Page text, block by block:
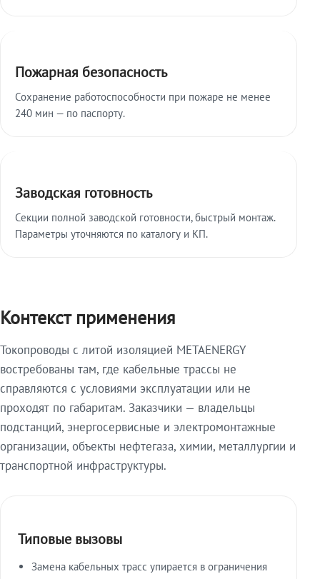
Пожарная безопасность
Сохранение работоспособности при пожаре не менее
240 мин — по паспорту.
Заводская готовность
Секции полной заводской готовности, быстрый монтаж.
Параметры уточняются по каталогу и КП.
Контекст применения
Токопроводы с литой изоляцией METAENERGY
востребованы там, где кабельные трассы не
справляются с условиями эксплуатации или не
проходят по габаритам. Заказчики — владельцы
подстанций, энергосервисные и электромонтажные
организации, объекты нефтегаза, химии, металлургии и
транспортной инфраструктуры.
Типовые вызовы
Замена кабельных трасс упирается в ограничения